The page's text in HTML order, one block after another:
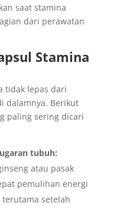
saat stamina
dari perawatan
Stamina
tidak lepas dari
dalamnya. Berikut
paling sering dicari
tubuh:
atau pasak
pemulihan energi
setelah